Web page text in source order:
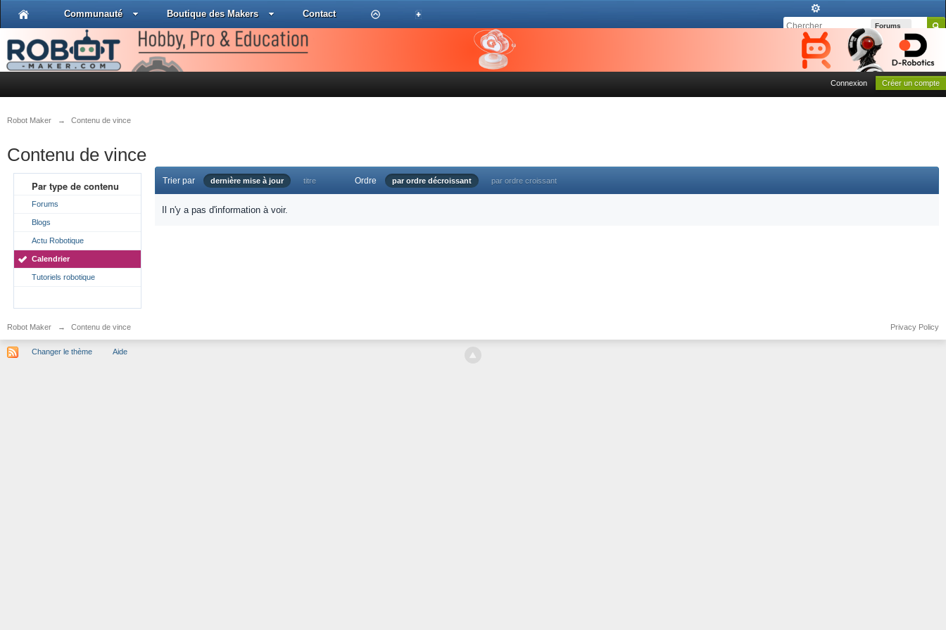
Communauté Boutique des Makers Contact
Forums
Connexion Créer un compte
Robot Maker → Contenu de vince
Contenu de vince
Par type de contenu
Forums
Blogs
Actu Robotique
Calendrier
Tutoriels robotique
Trier par dernière mise à jour titre Ordre par ordre décroissant par ordre croissant
Il n'y a pas d'information à voir.
Robot Maker → Contenu de vince Privacy Policy
Changer le thème Aide